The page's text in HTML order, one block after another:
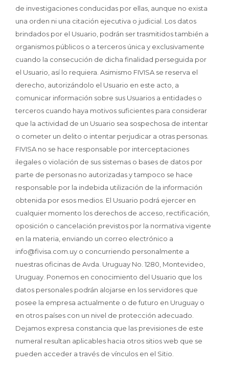
de investigaciones conducidas por ellas, aunque no exista
una orden ni una citación ejecutiva o judicial. Los datos
brindados por el Usuario, podrán ser trasmitidos también a
organismos públicos o a terceros única y exclusivamente
cuando la consecución de dicha finalidad perseguida por
el Usuario, así lo requiera. Asimismo FIVISA se reserva el
derecho, autorizándolo el Usuario en este acto, a
comunicar información sobre sus Usuarios a entidades o
terceros cuando haya motivos suficientes para considerar
que la actividad de un Usuario sea sospechosa de intentar
o cometer un delito o intentar perjudicar a otras personas.
FIVISA no se hace responsable por interceptaciones
ilegales o violación de sus sistemas o bases de datos por
parte de personas no autorizadas y tampoco se hace
responsable por la indebida utilización de la información
obtenida por esos medios. El Usuario podrá ejercer en
cualquier momento los derechos de acceso, rectificación,
oposición o cancelación previstos por la normativa vigente
en la materia, enviando un correo electrónico a
info@fivisa.com.uy o concurriendo personalmente a
nuestras oficinas de Avda. Uruguay No. 1280, Montevideo,
Uruguay. Ponemos en conocimiento del Usuario que los
datos personales podrán alojarse en los servidores que
posee la empresa actualmente o de futuro en Uruguay o
en otros países con un nivel de protección adecuado.
Dejamos expresa constancia que las previsiones de este
numeral resultan aplicables hacia otros sitios web que se
pueden acceder a través de vínculos en el Sitio.